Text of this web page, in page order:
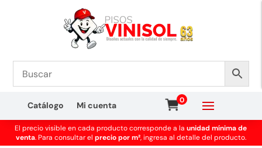
Catálogo Mi cuenta
0
El precio visible en cada producto corresponde a launidad mínima de
venta. Para consultar el precio por m², ingresa al detalle del producto.